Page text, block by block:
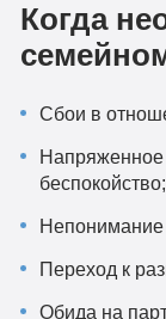
Когда
Сбои в
Напряженное
беспокойство;
Непонимание
Переход к
Обида на